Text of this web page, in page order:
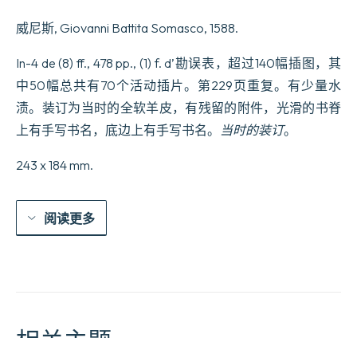
solum
horum
partes
describuntur…
sed
accomodatissimis
figuris
oculos
legentium
ponontur
[…].
数
威尼斯, Giovanni Battita Somasco, 1588.
In-4 de (8) ff., 478 pp., (1) f. d’勘误表，超过140幅插图，其
中50幅总共有70个活动插片。第229页重复。有少量水
渍。装订为当时的全软羊皮，有残留的附件，光滑的书脊
上有手写书名，底边上有手写书名。 当时的装订。
243 x 184 mm.
阅读更多